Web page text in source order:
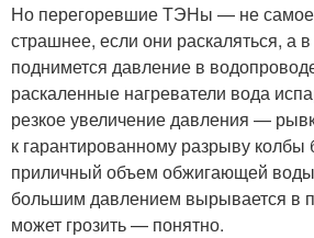
Но перегоревшие ТЭНы — не самое
страшнее, если они раскаляться, а
поднимется давление в
раскаленные нагреватели вода
резкое увеличение давления —
к гарантированному разрыву
приличный объем обжигающей
большим давлением вырывается в
может грозить — понятно.